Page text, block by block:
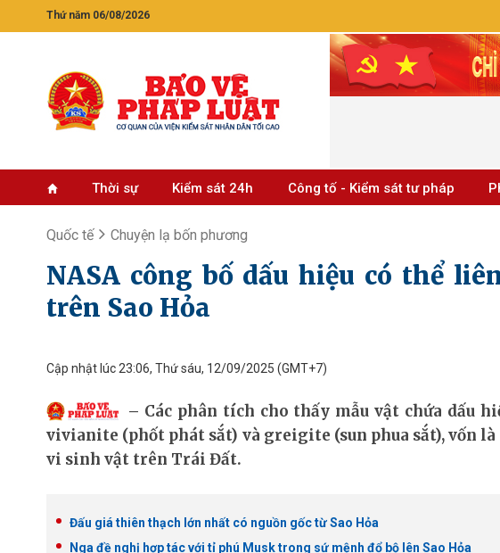
Thứ năm 06/08/2026
Thời sự Kiểm sát 24h Công tố - Kiểm sát tư pháp
Quốc tế Chuyện lạ bốn phương
NASA công bố dấu hiệu có thể
trên Sao Hỏa
Cập nhật lúc 23:06, Thứ sáu, 12/09/2025 (GMT+7)
Các phân tích cho thấy mẫu vật chứa dấu
vivianite (phốt phát sắt) và greigite (sun phua sắt), vốn là
vi sinh vật trên Trái Đất.
Đấu giá thiên thạch lớn nhất có nguồn gốc từ Sao Hỏa
Nga đề nghị hợp tác với tỉ phú Musk trong sứ mệnh đổ bộ lên Sao Hỏa